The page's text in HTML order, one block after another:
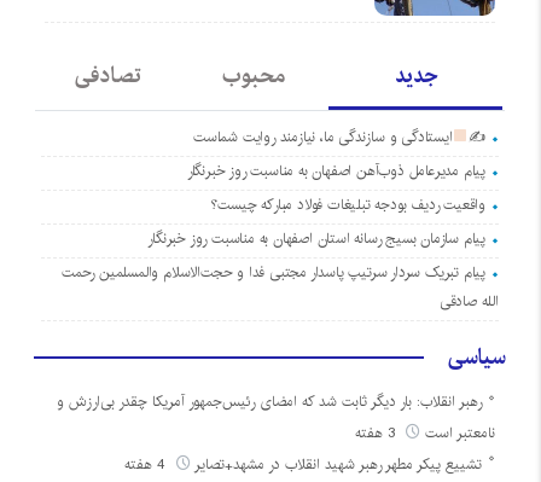
جدید محبوب تصادفی
✍
ایستادگی و سازندگی ما، نیازمند روایت شماست
پیام مدیرعامل ذوب‌آهن اصفهان به مناسبت روز خبرنگار
واقعیت ردیف بودجه تبلیغات فولاد مبارکه چیست؟
پیام سازمان بسیج رسانه استان اصفهان به مناسبت روز خبرنگار
پیام تبریک سردار سرتیپ پاسدار مجتبی فدا و حجت‌الاسلام والمسلمین رحمت
الله صادقی
سیاسی
رهبر انقلاب: بار دیگر ثابت شد که امضای رئیس‌جمهور آمریکا چقدر بی‌ارزش و
نامعتبر است
3 هفته
تشییع پیکر مطهر رهبر شهید انقلاب در مشهد+تصایر